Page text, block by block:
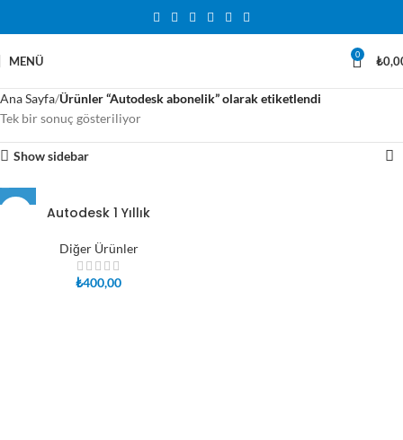
MENÜ 0 ₺
Ana Sayfa Ürünler “Autodesk abonelik” olarak etiketlendi
Tek bir sonuç gösteriliyor
Show sidebar
Autodesk 1 Yıllık
Diğer Ürünler
₺400,00